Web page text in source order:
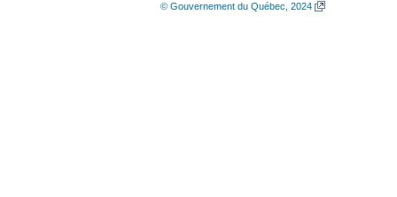
© Gouvernement du Québec, 2024